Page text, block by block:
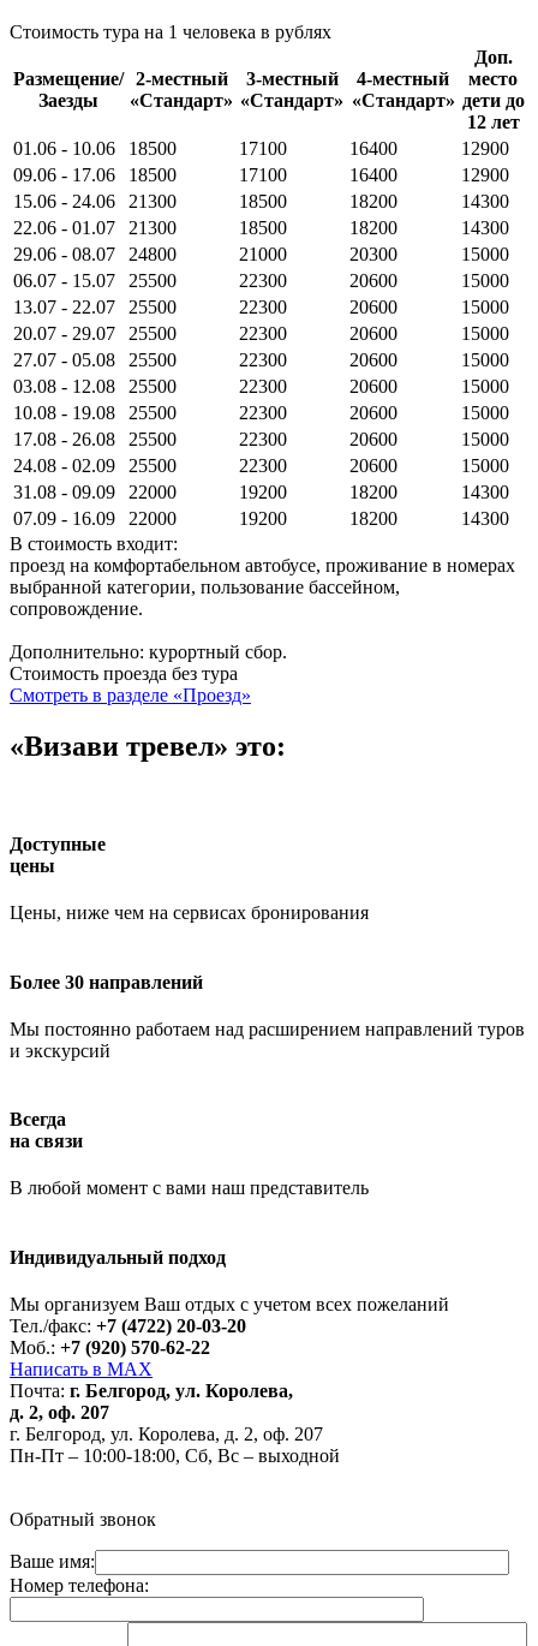
Стоимость тура на 1 человека в рублях
Размещение/
Заезды
2-местный
«Стандарт»
3-местный
«Стандарт»
4-местный
«Стандарт»
Доп.
место
дети до
12 лет
01.06 - 10.06
18500 17100 16400
12900
09.06 - 17.06
18500 17100 16400
12900
15.06 - 24.06
21300 18500 18200
14300
22.06 - 01.07
21300 18500 18200
14300
29.06 - 08.07
24800 21000 20300
15000
06.07 - 15.07
25500 22300 20600
15000
13.07 - 22.07
25500 22300 20600
15000
20.07 - 29.07
25500 22300 20600
15000
27.07 - 05.08
25500 22300 20600
15000
03.08 - 12.08
25500 22300 20600
15000
10.08 - 19.08
25500 22300 20600
15000
17.08 - 26.08
25500 22300 20600
15000
24.08 - 02.09
25500 22300 20600
15000
31.08 - 09.09
22000 19200 18200
14300
07.09 - 16.09
22000 19200 18200
14300
В стоимость входит:
проезд на комфортабельном автобусе, проживание в номерах
выбранной категории, пользование бассейном,
сопровождение.
Дополнительно: курортный сбор.
Стоимость проезда без тура
Смотреть в разделе «Проезд»
«Визави тревел» это:
Доступные
цены
Цены, ниже чем на сервисах бронирования
Более 30 направлений
Мы постоянно работаем над расширением направлений туров
и экскурсий
Всегда
на связи
В любой момент с вами наш представитель
Индивидуальный подход
Мы организуем Ваш отдых с учетом всех пожеланий
Тел./факс: +7 (4722) 20-03-20
Моб.: +7 (920) 570-62-22
Написать в MAX
Почта: г. Белгород, ул. Королева,
д. 2, оф. 207
г. Белгород, ул. Королева, д. 2, оф. 207
Пн-Пт – 10:00-18:00, Сб, Вс – выходной
Обратный звонок
Ваше имя:
Номер телефона: